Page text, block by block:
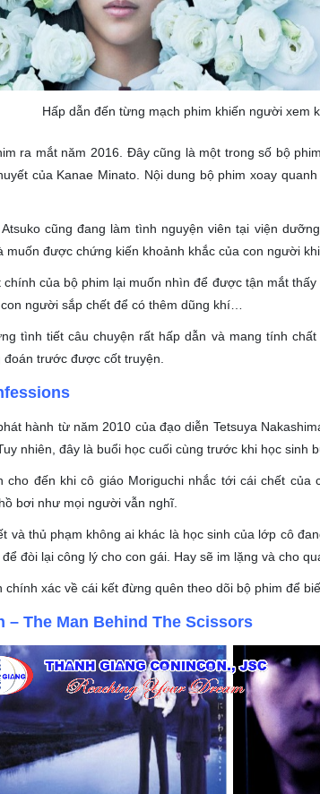
Hấp dẫn đến từng mạch phim khiến người xem
ra mắt năm 2016. Đây cũng là một trong số bộ
của Kanae Minato. Nội dung bộ phim xoay
cũng đang làm tình nguyện viên tại viện
muốn được chứng kiến khoảnh khắc của con người
chính của bộ phim lại muốn nhìn để được tận mắt
người sắp chết để có thêm dũng khí…
tình tiết câu chuyện rất hấp dẫn và mang tính
trước được cốt truyện.
hành từ năm 2010 của đạo diễn Tetsuya
nhiên, đây là buổi học cuối cùng trước khi học sinh
cho đến khi cô giáo Moriguchi nhắc tới cái chết
bơi như mọi người vẫn nghĩ.
và thủ phạm không ai khác là học sinh của lớp cô
đòi lại công lý cho con gái. Hay sẽ im lặng và cho
chính xác về cái kết đừng quên theo dõi bộ phim để
– The Man Behind The Scissors